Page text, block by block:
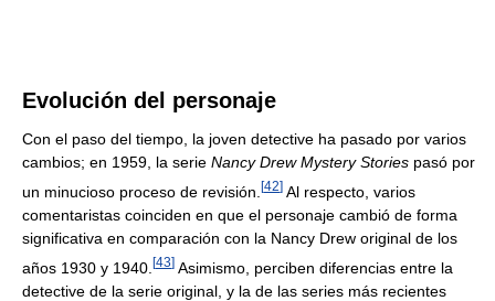
Evolución del personaje
Con el paso del tiempo, la joven detective ha pasado por varios
cambios; en 1959, la serie Nancy Drew Mystery Stories pasó por
un minucioso proceso de revisión. [42] Al respecto, varios
comentaristas coinciden en que el personaje cambió de forma
significativa en comparación con la Nancy Drew original de los
años 1930 y 1940. [43] Asimismo, perciben diferencias entre la
detective de la serie original, y la de las series más recientes